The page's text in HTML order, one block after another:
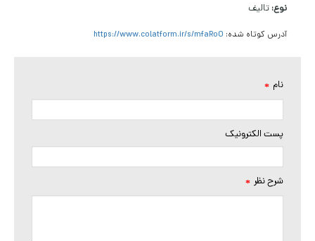
نوع: تالیف
آدرس کوتاه شده: https://www.colatform.ir/s/mfaRoO
نام *
پست الکترونیک
شرح نظر *